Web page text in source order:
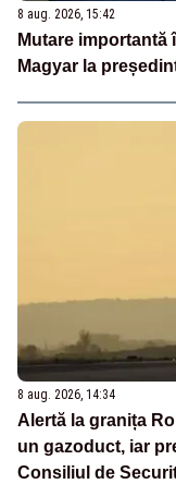
8 aug. 2026, 15:42
Mutare importantă
Magyar la
8 aug. 2026, 14:34
Alertă la granița
un gazoduct, iar
Consiliul de